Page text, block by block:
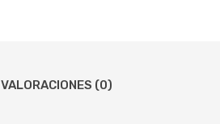
VALORACIONES (0)